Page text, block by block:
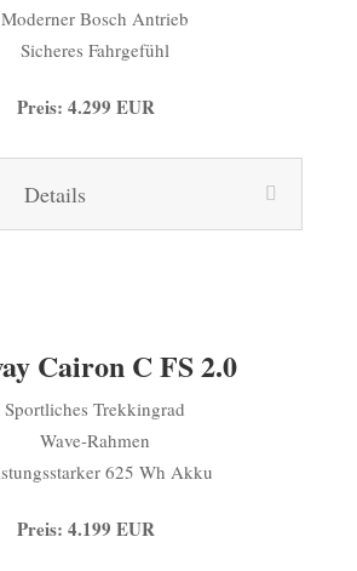
Moderner Bosch Antrieb
Sicheres Fahrgefühl
Preis: 4.299 EUR
Details
Cairon C FS 2.0
Sportliches Trekkingrad
Wave-Rahmen
625 Wh Akku
Preis: 4.199 EUR